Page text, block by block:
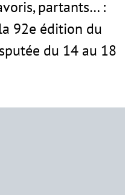
partants… :
92e édition du
du 14 au 18